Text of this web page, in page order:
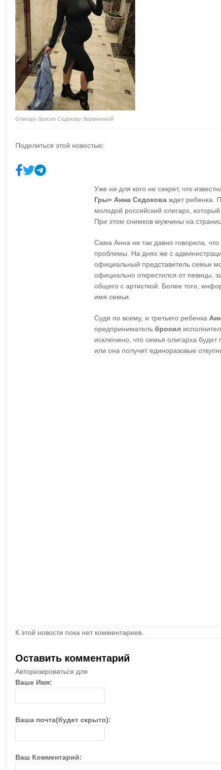
Олигарх бросил Седокову беременной
Поделиться этой новостью:
Уже ни для кого не секрет, что
Гры» Анна Седокова ждет ребенка.
молодой российский олигарх,
При этом снимков мужчины на
Сама Анна не так давно говорила,
проблемы. На днях же с
официальный представитель семьи
официально открестился от певицы,
общего с артисткой. Более того,
имя семьи.
Судя по всему, и третьего ребенка
предприниматель бросил
исключено, что семья олигарха
или она получит единоразовые
К этой новости пока нет комментариев.
Оставить комментарий
Авторизироваться для
Ваше Имя:
Ваша почта(будет скрыто):
Ваш Комментарий: